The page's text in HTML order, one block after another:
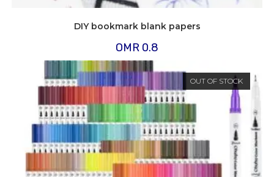
DIY bookmark blank papers
OMR 0.8
OUT OF STOCK